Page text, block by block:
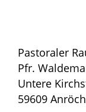
Pastoraler
Pfr.
Untere
59609